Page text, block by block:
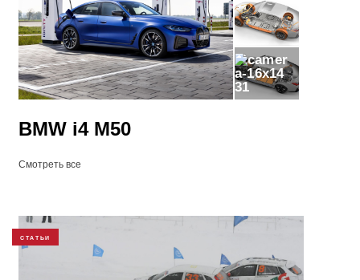
31
BMW i4 M50
Смотреть все
СТАТЬИ